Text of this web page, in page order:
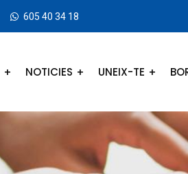
605 40 34 18
NOTICIES UNEIX-TE